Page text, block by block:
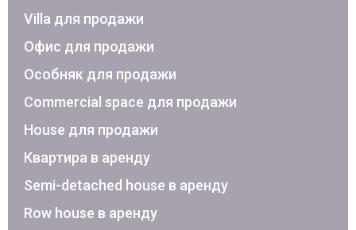
Villa для продажи
Офис для продажи
Особняк для продажи
Commercial space для продажи
House для продажи
Квартира в аренду
Semi-detached house в аренду
Row house в аренду